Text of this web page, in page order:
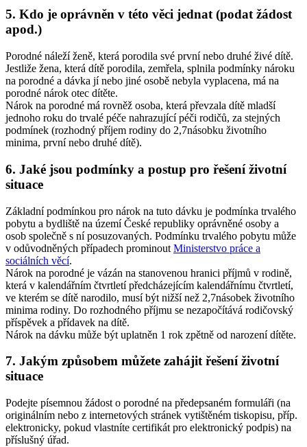
5. Kdo je oprávněn v této věci jednat (podat žádost
apod.)
Porodné náleží ženě, která porodila své první nebo druhé živé dítě.
Jestliže žena, která dítě porodila, zemřela, splnila podmínky nároku
na porodné a dávka jí nebo jiné osobě nebyla vyplacena, má na
porodné nárok otec dítěte.
Nárok na porodné má rovněž osoba, která převzala dítě mladší
jednoho roku do trvalé péče nahrazující péči rodičů, za stejných
podmínek (rozhodný příjem rodiny do 2,7násobku životního
minima, první nebo druhé dítě).
6. Jaké jsou podmínky a postup pro řešení životní
situace
Základní podmínkou pro nárok na tuto dávku je podmínka trvalého
pobytu a bydliště na území České republiky oprávněné osoby a
osob společně s ní posuzovaných. Podmínku trvalého pobytu může
v odůvodněných případech prominout Ministerstvo práce a
sociálních věcí.
Nárok na porodné je vázán na stanovenou hranici příjmů v rodině,
která v kalendářním čtvrtletí předcházejícím kalendářnímu čtvrtletí,
ve kterém se dítě narodilo, musí být nižší než 2,7násobek životního
minima rodiny. Do rozhodného příjmu se nezapočítává rodičovský
příspěvek a přídavek na dítě.
Nárok na dávku může být uplatněn 1 rok zpětně od narození dítěte.
7. Jakým způsobem můžete zahájit řešení životní
situace
Podejte písemnou žádost o porodné na předepsaném formuláři (na
originálním nebo z internetových stránek vytištěném tiskopisu, příp.
elektronicky, pokud vlastníte certifikát pro elektronický podpis) na
příslušný úřad.